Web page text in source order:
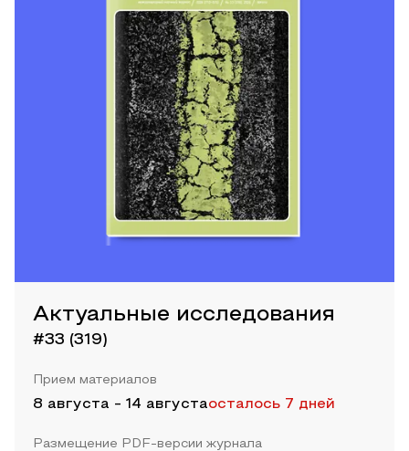
Актуальные исследования
#33 (319)
Прием материалов
8 августа - 14 августаосталось 7 дней
Размещение PDF-версии журнала